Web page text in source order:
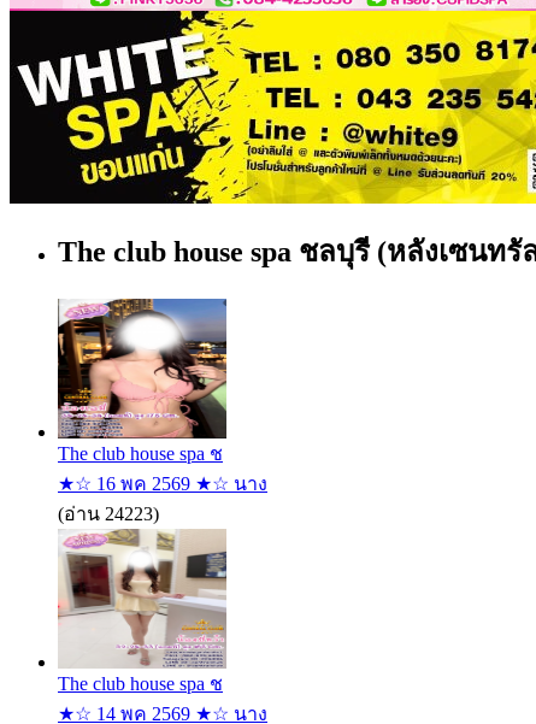
The club house spa ชลบุรี (หลังเซนท
The club house spa ช
★☆ 16 พค 2569 ★☆ นาง
(อ่าน 24223)
The club house spa ช
★☆ 14 พค 2569 ★☆ นาง